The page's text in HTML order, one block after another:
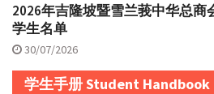
2026年吉隆坡暨雪兰莪中华总商
学生名单
30/07/2026
学生手册 Student Handbook